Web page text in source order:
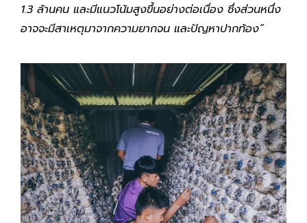
1.3 ล้านคน และมีแนวโน้มสูงขึ้นอย่างต่อเนื่อง ซึ่งส่วนหนึ่ง
อาจจะมีสาเหตุมาจากความยากจน และปัญหาปากท้อง”